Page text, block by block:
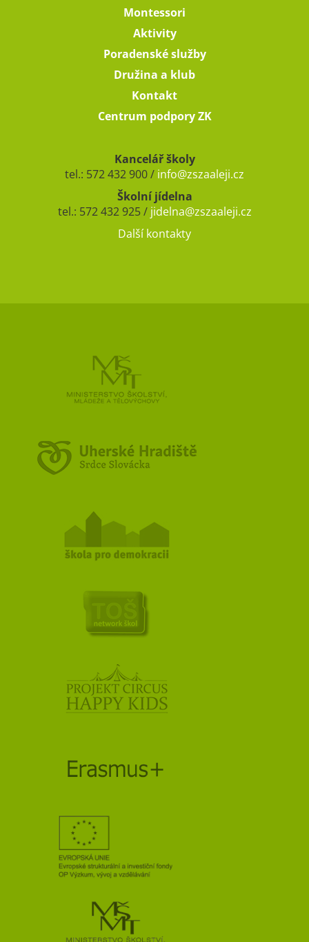
Montessori
Aktivity
Poradenské služby
Družina a klub
Kontakt
Centrum podpory ZK
Kancelář školy
tel.: 572 432 900 / info@zszaaleji.cz
Školní jídelna
tel.: 572 432 925 / jidelna@zszaaleji.cz
Další kontakty